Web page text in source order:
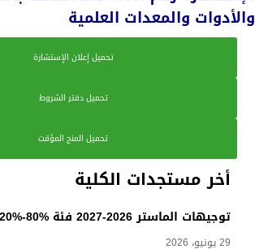
أخر مستجدات الكلية
توجيهات الماستر 2026-2027 فئة %80-%20
29 يونيو، 2026
والأدوات والمعدات العلمية
تحميل إعلان الإستشارة
تحميل دفتر الشروط
تحميل المنح المؤقت